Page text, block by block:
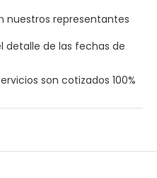
nuestros representantes
detalle de las fechas de
son cotizados 100%